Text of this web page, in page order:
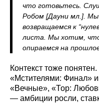
что готовьтесь.
Робом [Дауни мл.].
возвращаемся к
листа. Мы хотим,
опираемся на
Контекст тоже
«Мстителями: Финал»
«Вечные», «Тор:
— амбиции росли,